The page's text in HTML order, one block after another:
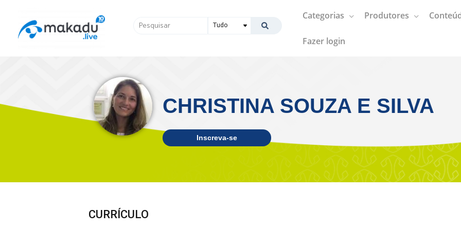
Pesquisar
Categorias Produtores
Fazer login
CHRISTINA SOUZA E SILVA
Inscreva-se
CURRÍCULO